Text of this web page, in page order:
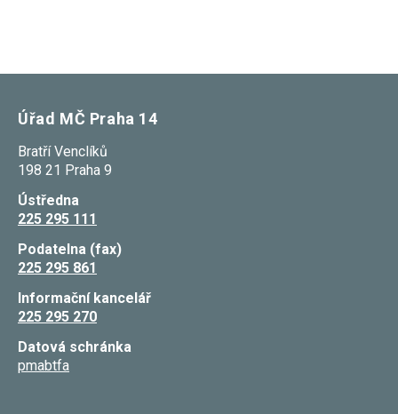
Úřad MČ Praha 14
Bratří Venclíků
198 21 Praha 9
Ústředna
225 295 111
Podatelna (fax)
225 295 861
Informační kancelář
225 295 270
Datová schránka
pmabtfa